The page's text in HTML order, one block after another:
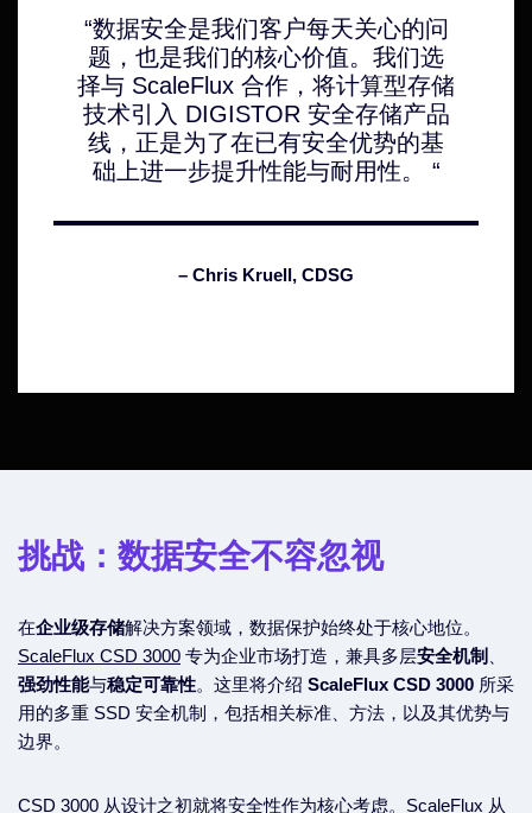
“数据安全是我们客户每天关心的问
题，也是我们的核心价值。我们选
择与 ScaleFlux 合作，将计算型存储
技术引入 DIGISTOR 安全存储产品
线，正是为了在已有安全优势的基
础上进一步提升性能与耐用性。 “
– Chris Kruell, CDSG
挑战：数据安全不容忽视
在企业级存储解决方案领域，数据保护始终处于核心地位。
ScaleFlux CSD 3000 专为企业市场打造，兼具多层安全机制
强劲性能与稳定可靠性。这里将介绍 ScaleFlux CSD 3000 所采
用的多重 SSD 安全机制，包括相关标准、方法，以及其优势与
边界。
CSD 3000 从设计之初就将安全性作为核心考虑。ScaleFlux 从